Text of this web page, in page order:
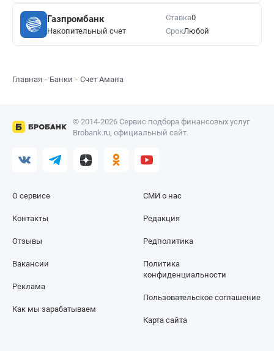
Газпромбанк
Накопительный счет
Ставка0
СрокЛюбой
Главная Банки Счет Амана
© 2014-2026 Сервис подбора финансовых услуг
Brobank.ru, официальный сайт.
О сервисе
Контакты
Отзывы
СМИ о нас
Редакция
Редполитика
Вакансии
Реклама
Как мы зарабатываем
Политика
конфиденциальности
Пользовательское соглашение
Карта сайта